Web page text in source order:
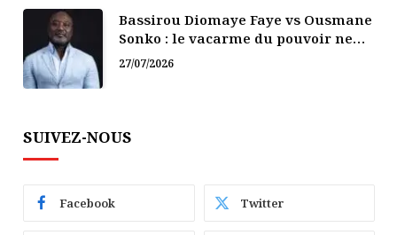
Bassirou Diomaye Faye vs Ousmane
Sonko : le vacarme du pouvoir ne
doit pas faire oublier les liens de la
Fraternité
27/07/2026
SUIVEZ-NOUS
Facebook Twitter